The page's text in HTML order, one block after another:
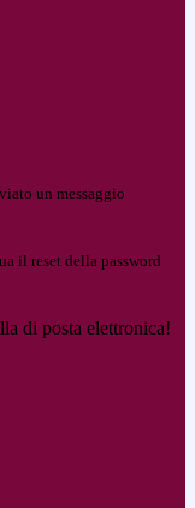
un messaggio
il reset della password
di posta elettronica!